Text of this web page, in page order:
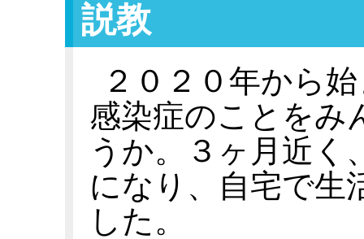
説教
２０２０年から
感染症のことをみ
うか。３ヶ月近く
になり、自宅で生
した。